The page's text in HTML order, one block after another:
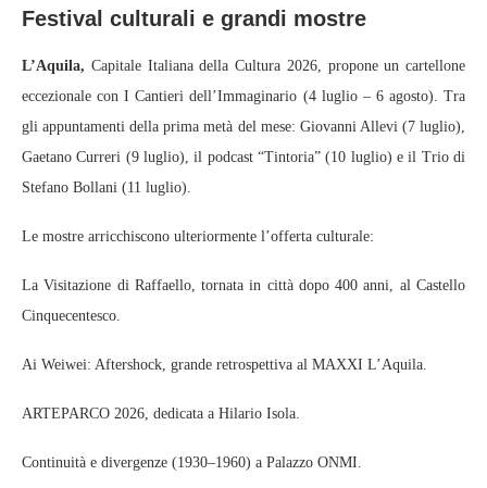
Festival culturali e grandi mostre
L’Aquila, Capitale Italiana della Cultura 2026, propone un cartellone
eccezionale con I Cantieri dell’Immaginario (4 luglio – 6 agosto). Tra
gli appuntamenti della prima metà del mese: Giovanni Allevi (7 luglio),
Gaetano Curreri (9 luglio), il podcast “Tintoria” (10 luglio) e il Trio di
Stefano Bollani (11 luglio).
Le mostre arricchiscono ulteriormente l’offerta culturale:
La Visitazione di Raffaello, tornata in città dopo 400 anni, al Castello
Cinquecentesco.
Ai Weiwei: Aftershock, grande retrospettiva al MAXXI L’Aquila.
ARTEPARCO 2026, dedicata a Hilario Isola.
Continuità e divergenze (1930–1960) a Palazzo ONMI.